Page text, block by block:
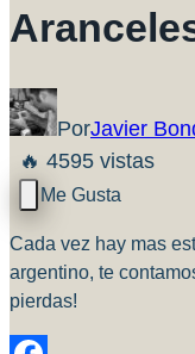
PorJavier
🔥 4595 vistas
Cada vez hay mas
argentino, te
pierdas!